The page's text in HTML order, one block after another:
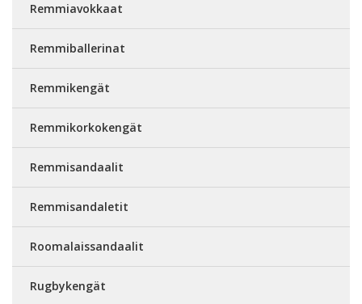
Remmiavokkaat
Remmiballerinat
Remmikengät
Remmikorkokengät
Remmisandaalit
Remmisandaletit
Roomalaissandaalit
Rugbykengät